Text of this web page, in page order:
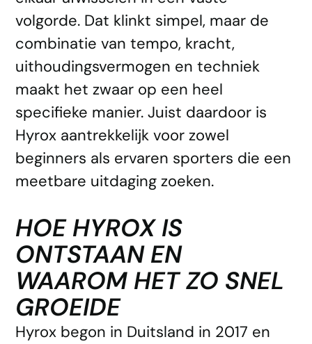
volgorde. Dat klinkt simpel, maar de
combinatie van tempo, kracht,
uithoudingsvermogen en techniek
maakt het zwaar op een heel
specifieke manier. Juist daardoor is
Hyrox aantrekkelijk voor zowel
beginners als ervaren sporters die een
meetbare uitdaging zoeken.
HOE HYROX IS
ONTSTAAN EN
WAAROM HET ZO SNEL
GROEIDE
Hyrox begon in Duitsland in 2017 en